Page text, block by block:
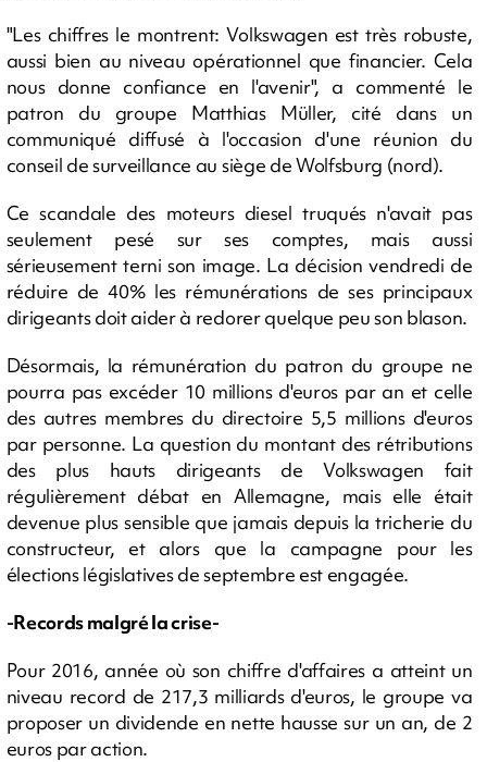
"Les chiffres le montrent: Volkswagen est très robuste,
aussi bien au niveau opérationnel que financier. Cela
nous donne confiance en l'avenir", a commenté le
patron du groupe Matthias Müller, cité dans un
communiqué diffusé à l'occasion d'une réunion du
conseil de surveillance au siège de Wolfsburg (nord).
Ce scandale des moteurs diesel truqués n'avait pas
seulement pesé sur ses comptes, mais aussi
sérieusement terni son image. La décision vendredi de
réduire de 40% les rémunérations de ses principaux
dirigeants doit aider à redorer quelque peu son blason.
Désormais, la rémunération du patron du groupe ne
pourra pas excéder 10 millions d'euros par an et celle
des autres membres du directoire 5,5 millions d'euros
par personne. La question du montant des rétributions
des plus hauts dirigeants de Volkswagen fait
régulièrement débat en Allemagne, mais elle était
devenue plus sensible que jamais depuis la tricherie du
constructeur, et alors que la campagne pour les
élections législatives de septembre est engagée.
-Records malgré la crise-
Pour 2016, année où son chiffre d'affaires a atteint un
niveau record de 217,3 milliards d'euros, le groupe va
proposer un dividende en nette hausse sur un an, de 2
euros par action.